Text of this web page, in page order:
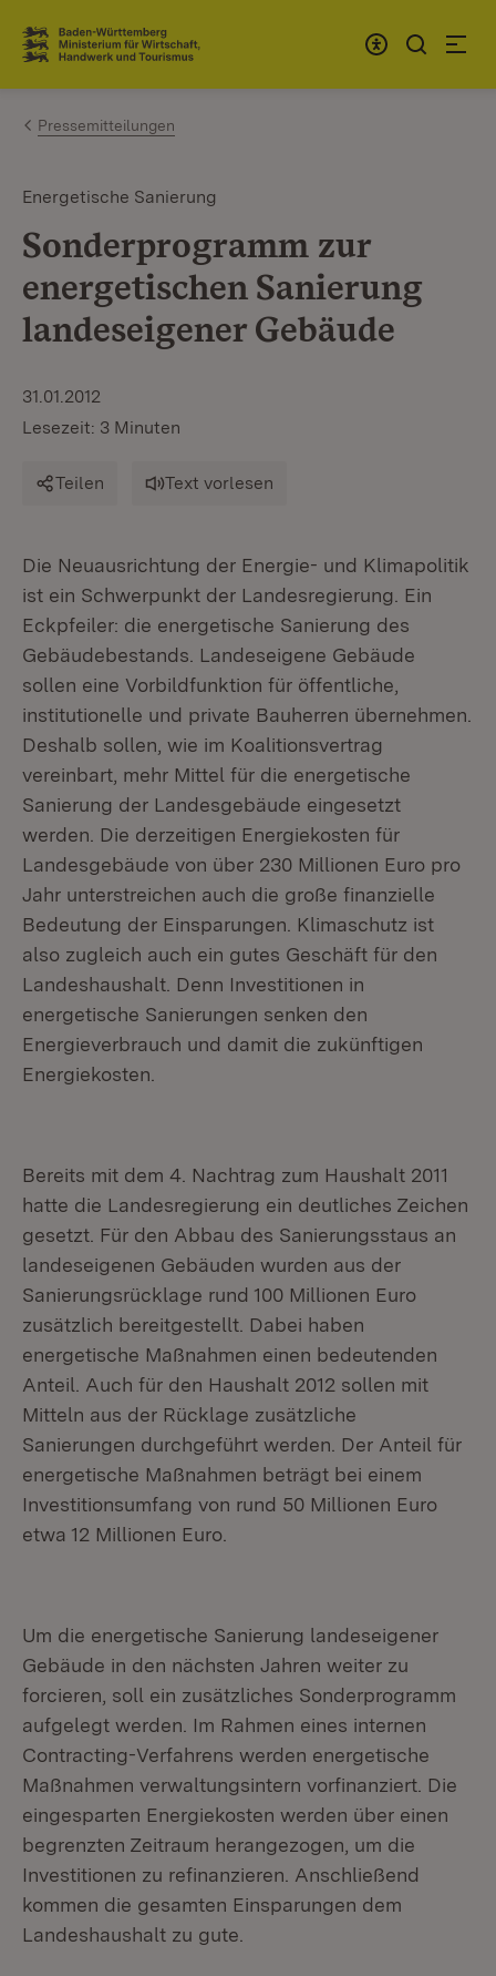
Zum Inhalt springen
Link zur Startseite
Pressemitteilungen
Energetische Sanierung
Sonderprogramm zur
energetischen Sanierung
landeseigener Gebäude
31.01.2012
Lesezeit: 3 Minuten
Teilen Text vorlesen
Die Neuausrichtung der Energie- und Klimapolitik
ist ein Schwerpunkt der Landesregierung. Ein
Eckpfeiler: die energetische Sanierung des
Gebäudebestands. Landeseigene Gebäude
sollen eine Vorbildfunktion für öffentliche,
institutionelle und private Bauherren übernehmen.
Deshalb sollen, wie im Koalitionsvertrag
vereinbart, mehr Mittel für die energetische
Sanierung der Landesgebäude eingesetzt
werden. Die derzeitigen Energiekosten für
Landesgebäude von über 230 Millionen Euro pro
Jahr unterstreichen auch die große finanzielle
Bedeutung der Einsparungen. Klimaschutz ist
also zugleich auch ein gutes Geschäft für den
Landeshaushalt. Denn Investitionen in
energetische Sanierungen senken den
Energieverbrauch und damit die zukünftigen
Energiekosten.
Bereits mit dem 4. Nachtrag zum Haushalt 2011
hatte die Landesregierung ein deutliches Zeichen
gesetzt. Für den Abbau des Sanierungsstaus an
landeseigenen Gebäuden wurden aus der
Sanierungsrücklage rund 100 Millionen Euro
zusätzlich bereitgestellt. Dabei haben
energetische Maßnahmen einen bedeutenden
Anteil. Auch für den Haushalt 2012 sollen mit
Mitteln aus der Rücklage zusätzliche
Sanierungen durchgeführt werden. Der Anteil für
energetische Maßnahmen beträgt bei einem
Investitionsumfang von rund 50 Millionen Euro
etwa 12 Millionen Euro.
Um die energetische Sanierung landeseigener
Gebäude in den nächsten Jahren weiter zu
forcieren, soll ein zusätzliches Sonderprogramm
aufgelegt werden. Im Rahmen eines internen
Contracting-Verfahrens werden energetische
Maßnahmen verwaltungsintern vorfinanziert. Die
eingesparten Energiekosten werden über einen
begrenzten Zeitraum herangezogen, um die
Investitionen zu refinanzieren. Anschließend
kommen die gesamten Einsparungen dem
Landeshaushalt zu gute.